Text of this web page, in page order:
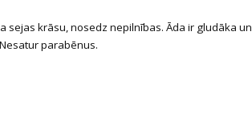
sejas krāsu, nosedz nepilnības. Āda ir gludāka un
parabēnus.